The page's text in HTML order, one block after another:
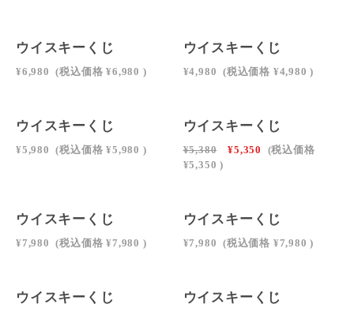
ウイスキーくじ
¥6,980 (税込価格 ¥6,980 )
SOLD OUT
ウイスキーくじ
¥4,980 (税込価格 ¥4,980 )
ウイスキーくじ
¥5,980 (税込価格 ¥5,980 )
ウイスキーくじ
¥5,380 ¥5,350
(税込価格
¥5,350 )
ウイスキーくじ
¥7,980 (税込価格 ¥7,980 )
ウイスキーくじ
¥7,980 (税込価格 ¥7,980 )
ウイスキーくじ ウイスキーくじ